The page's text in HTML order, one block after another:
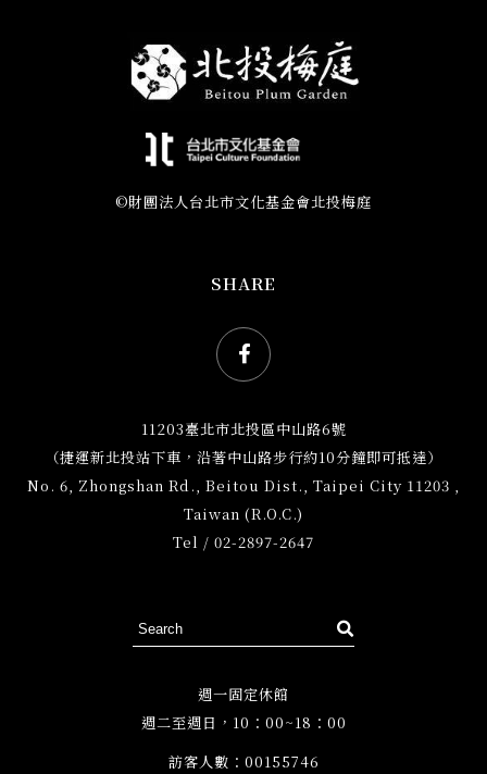
©財團法人台北市文化基金會北投梅庭
SHARE
Facebook社群網站icon
11203臺北市北投區中山路6號
（捷運新北投站下車，沿著中山路步行約10分鐘即可抵達）
No. 6, Zhongshan Rd., Beitou Dist., Taipei City 11203 ,
Taiwan (R.O.C.)
Tel / 02-2897-2647
週一固定休館
週二至週日，10：00~18：00
訪客人數： 00155746